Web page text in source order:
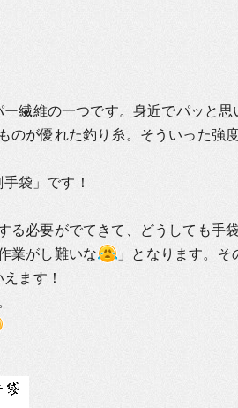
繊維の一つです。身近でパッと思
のが優れた釣り糸。そういった強
袋」です！
る必要がでてきて、どうしても手
業がし難いな
」となります。そ
ます！